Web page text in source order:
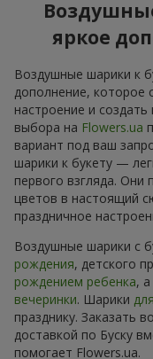
яркое
Воздушные шарики к
дополнение, которое
настроение и
выбора на Flowers.ua
вариант под ваш
шарики к букету —
первого взгляда.
цветов в настоящий
праздничное
Воздушные шарики с
рождения, детского
рождением ребенка,
вечеринки. Шарики
празднику. Заказать
доставкой по Буску
помогает Flowers.ua.